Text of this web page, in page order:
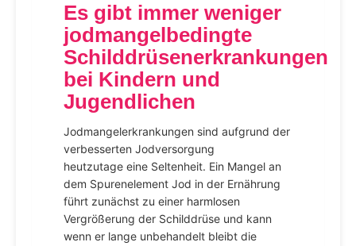
Es gibt immer weniger
jodmangelbedingte
Schilddrüsenerkrankungen
bei Kindern und
Jugendlichen
Jodmangelerkrankungen sind aufgrund der
verbesserten Jodversorgung
heutzutage eine Seltenheit. Ein Mangel an
dem Spurenelement Jod in der Ernährung
führt zunächst zu einer harmlosen
Vergrößerung der Schilddrüse und kann
wenn er lange unbehandelt bleibt die